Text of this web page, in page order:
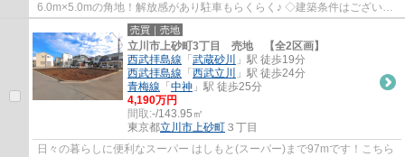
6.0m×5.0mの角地！解放感があり駐車もらくらく♪ ◇建築条件はございま
せん。お好きなハウスメーカーや工務店で建築可能です...
売買｜売地
立川市上砂町3丁目 売地 【全2区画】
西武拝島線 「 武蔵砂川
」駅 徒歩19分
西武拝島線 「 西武立川
」駅 徒歩24分
青梅線 「 中神 」駅 徒歩25分
4,190万円
間取:-/143.95㎡
東京都立川市上砂町 ３丁目
日々の暮らしに便利なスーパー はしもと(スーパー)まで97mです！こちら